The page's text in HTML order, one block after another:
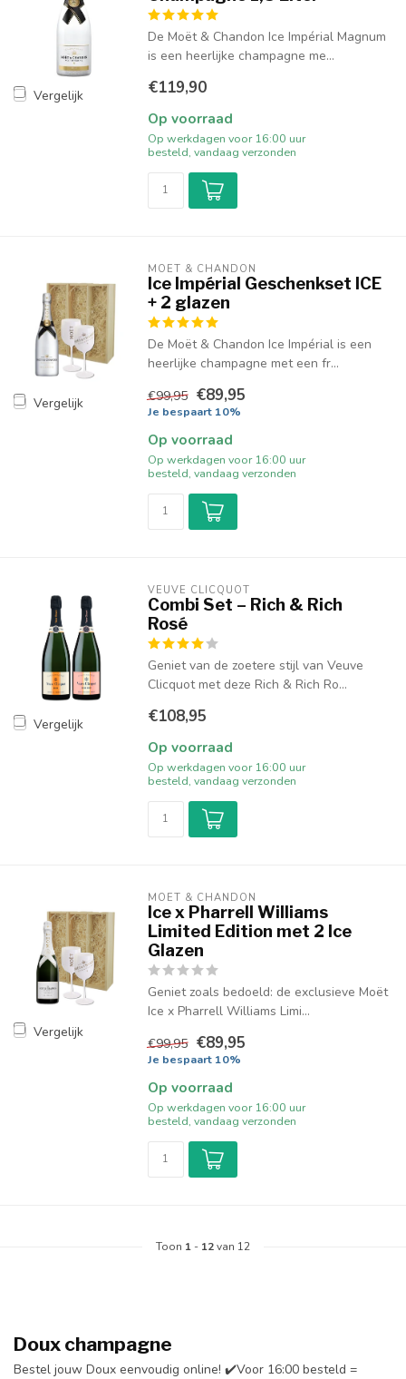
Vergelijk
De Moët & Chandon Ice Impérial Magnum
is een heerlijke champagne me...
€119,90
Op voorraad
Op werkdagen voor 16:00 uur
besteld, vandaag verzonden
Vergelijk
MOËT & CHANDON
Ice Impérial Geschenkset ICE
+ 2 glazen
De Moët & Chandon Ice Impérial is een
heerlijke champagne met een fr...
€99,95 €89,95
Je bespaart 10%
Op voorraad
Op werkdagen voor 16:00 uur
besteld, vandaag verzonden
Vergelijk
VEUVE CLICQUOT
Combi Set – Rich & Rich
Rosé
Geniet van de zoetere stijl van Veuve
Clicquot met deze Rich & Rich Ro...
€108,95
Op voorraad
Op werkdagen voor 16:00 uur
besteld, vandaag verzonden
Vergelijk
MOËT & CHANDON
Ice x Pharrell Williams
Limited Edition met 2 Ice
Glazen
Geniet zoals bedoeld: de exclusieve Moët
Ice x Pharrell Williams Limi...
€99,95 €89,95
Je bespaart 10%
Op voorraad
Op werkdagen voor 16:00 uur
besteld, vandaag verzonden
Toon 1 - 12van 12
Doux champagne
Bestel jouw Doux eenvoudig online! ✔️Voor 16:00 besteld =